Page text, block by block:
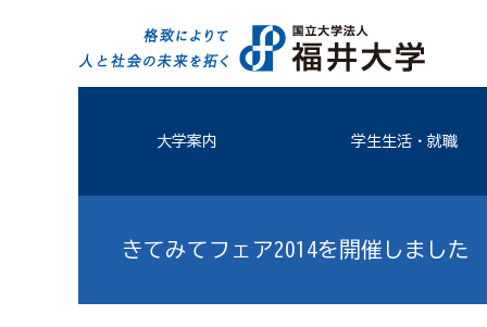
大学案内 学生生活・就職
きてみてフェア2014を開催しました